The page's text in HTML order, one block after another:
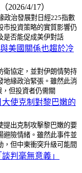
（2026/4/17）
政治發展對日經225指數
市投資策略的實質影響仍
是否能促成美伊對話
美國關係也趨於冷
衛協定，並對伊朗情勢持
地緣政治緊張。雖然此消
但投資者仍需關
使克制對黎巴嫩的
提出克制攻擊黎巴嫩的要
避險情緒。雖然此事件並
，但中東衝突升級可能間
判毫無意義」